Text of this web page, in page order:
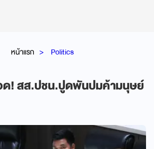
หน้าแรก Politics
อด! สส.ปชน.ปูดพันปมค้ามนุษย์